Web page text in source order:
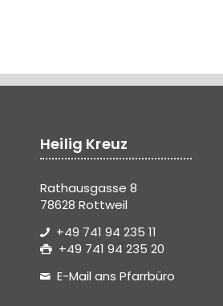
Heilig Kreuz
Rathausgasse 8
78628 Rottweil
+49 741 94 235 11
+49 741 94 235 20
E-Mail ans Pfarrbüro